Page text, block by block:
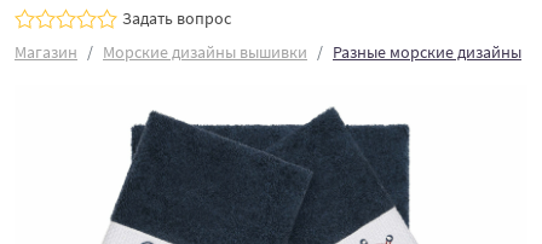
Задать вопрос
Магазин
Морские дизайны вышивки Разные морские дизайны